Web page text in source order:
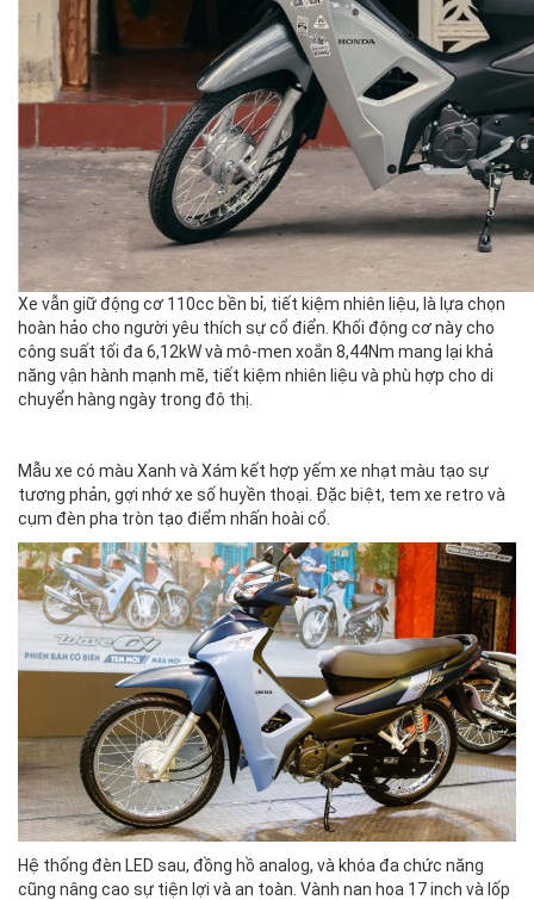
Xe vẫn giữ động cơ 110cc bền bỉ, tiết kiệm nhiên liệu, là lựa chọn
hoàn hảo cho người yêu thích sự cổ điển. Khối động cơ này cho
công suất tối đa 6,12kW và mô-men xoắn 8,44Nm mang lại khả
năng vận hành mạnh mẽ, tiết kiệm nhiên liệu và phù hợp cho di
chuyển hàng ngày trong đô thị.
Mẫu xe có màu Xanh và Xám kết hợp yếm xe nhạt màu tạo sự
tương phản, gợi nhớ xe số huyền thoại. Đặc biệt, tem xe retro và
cụm đèn pha tròn tạo điểm nhấn hoài cổ.
Hệ thống đèn LED sau, đồng hồ analog, và khóa đa chức năng
cũng nâng cao sự tiện lợi và an toàn. Vành nan hoa 17 inch và lốp